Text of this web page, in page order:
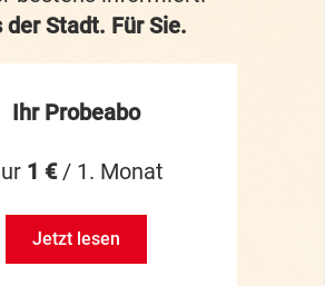
der Stadt. Für Sie.
Ihr Probeabo
1 €/ 1. Monat
Jetzt lesen